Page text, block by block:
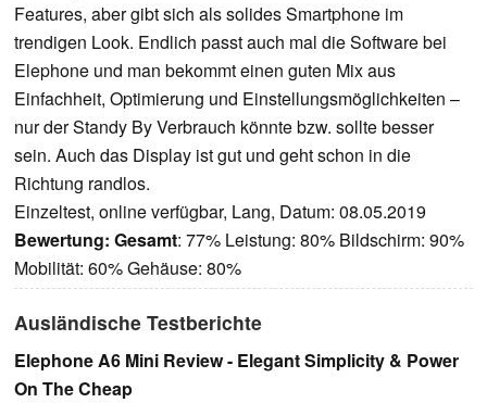
Features, aber gibt sich als solides Smartphone im
trendigen Look. Endlich passt auch mal die Software bei
Elephone und man bekommt einen guten Mix aus
Einfachheit, Optimierung und Einstellungsmöglichkeiten –
nur der Standy By Verbrauch könnte bzw. sollte besser
sein. Auch das Display ist gut und geht schon in die
Richtung randlos.
Einzeltest, online verfügbar, Lang, Datum: 08.05.2019
Bewertung: Gesamt: 77% Leistung: 80% Bildschirm: 90%
Mobilität: 60% Gehäuse: 80%
Ausländische Testberichte
Elephone A6 Mini Review - Elegant Simplicity & Power
On The Cheap